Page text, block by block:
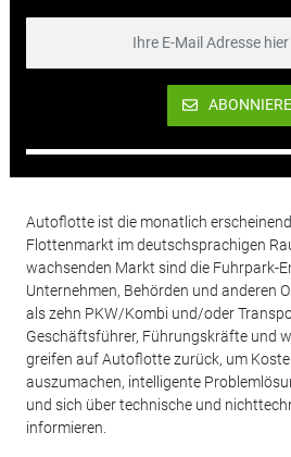
Autoflotte ist die monatlich
Flottenmarkt im deutschsprachigen
wachsenden Markt sind die Fuhrpark-
Unternehmen, Behörden und anderen
als zehn PKW/Kombi und/oder
Geschäftsführer, Führungskräfte und
greifen auf Autoflotte zurück, um
auszumachen, intelligente
und sich über technische und
informieren.